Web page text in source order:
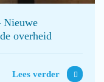
Nieuwe
overheid
Lees verder